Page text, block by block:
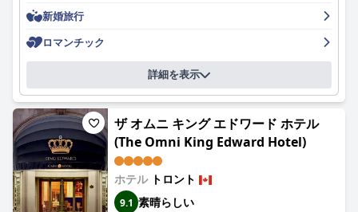
を経験しました。ジムは、小さく、設備が限られている場合もあ
りますが、清潔で機能的です。プールは、素敵な機能として頻繁
に強調されていますが、メンテナンスと閉鎖の問題に直面するこ
とがあります。
駐車場は賛否両論あり、地下駐車場の便利さとセキュリティに感
謝する人もいますが、非常に高価であると感じる人もいます。
全体として、ホリデイ・イン・トロント・ダウンタウン・センタ
ーは、トロントのダウンタウンを探索しようとしている観光客に
とって、優れたロケーション、快適さ、利便性を備えたオプショ
ンと見なされており、優れたスタッフと信頼できるアメニティを
備えた、バランスの取れた体験を提供しています。
ソーホー・ホテルでの食事は、特にモレッティ・レストランがお
すすめです。ゲストは一様に、その美味しい料理と質の高いバラ
エティ豊かな選択肢を高く評価しており、滞在の価値を高めてい
ブなどの設備が整った広々としたバスルームなど、モダンなアメ
ニティが充実しています。
清潔さはホテルの重要な要素であり、客室と共用エリアの両方
が、行き届いた手入れで高い評価を得ています。ハウスキーピン
グスタッフは、その徹底性と一貫性で頻繁に称賛されています。
コンシェルジュ、フロント、ルームサービスの各チームは、その
プロ意識とフレンドリーな対応で評価されており、すべてのスタ
ッフメンバーによる卓越したサービスが、ゲストエクスペリエン
スをさらに向上させています。
新婚旅行
ロマンチック
詳細を表示
ザ オムニ キング エドワード ホテル
(The Omni King Edward Hotel)
ホテル トロント
9.1 素晴らしい